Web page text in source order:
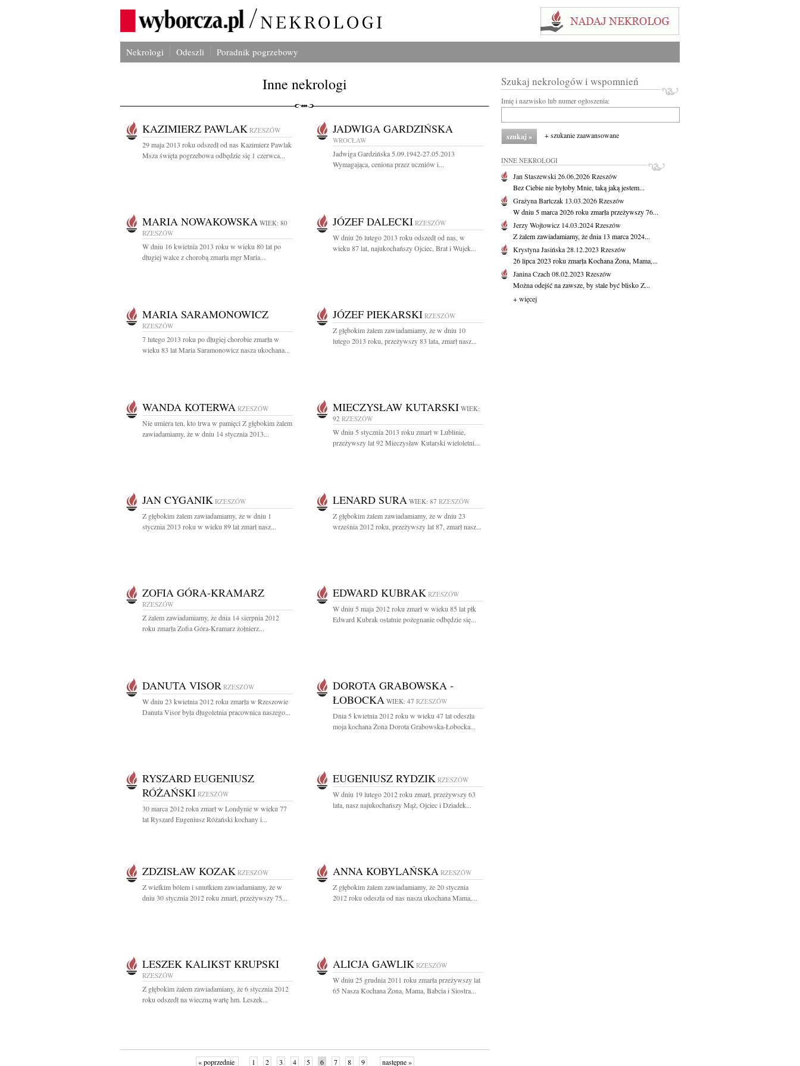
Nekrologi Odeszli Poradnik pogrzebowy
Inne nekrologi
KAZIMIERZ PAWLAK RZESZÓW
29 maja 2013 roku odszedł od nas Kazimierz Pawlak
Msza święta pogrzebowa odbędzie się 1 czerwca...
JADWIGA GARDZIŃSKA
WROCŁAW
Jadwiga Gardzińska 5.09.1942-27.05.2013
Wymagająca, ceniona przez uczniów i...
MARIA NOWAKOWSKA WIEK: 80
RZESZÓW
W dniu 16 kwietnia 2013 roku w wieku 80 lat po
długiej walce z chorobą zmarła mgr Maria...
JÓZEF DALECKI RZESZÓW
W dniu 26 lutego 2013 roku odszedł od nas, w
wieku 87 lat, najukochańszy Ojciec, Brat i Wujek...
MARIA SARAMONOWICZ
RZESZÓW
7 lutego 2013 roku po długiej chorobie zmarła w
wieku 83 lat Maria Saramonowicz nasza ukochana...
JÓZEF PIEKARSKI RZESZÓW
Z głębokim żalem zawiadamiamy, że w dniu 10
lutego 2013 roku, przeżywszy 83 lata, zmarł nasz...
WANDA KOTERWA RZESZÓW
Nie umiera ten, kto trwa w pamięci Z głębokim żalem
zawiadamiamy, że w dniu 14 stycznia 2013...
MIECZYSŁAW KUTARSKI WIEK:
92 RZESZÓW
W dniu 5 stycznia 2013 roku zmarł w Lublinie,
przeżywszy lat 92 Mieczysław Kutarski wieloletni...
JAN CYGANIK RZESZÓW
Z głębokim żalem zawiadamiamy, że w dniu 1
stycznia 2013 roku w wieku 89 lat zmarł nasz...
LENARD SURA WIEK: 87 RZESZÓW
Z głębokim żalem zawiadamiamy, że w dniu 23
września 2012 roku, przeżywszy lat 87, zmarł nasz...
ZOFIA GÓRA-KRAMARZ
RZESZÓW
Z żalem zawiadamiamy, że dnia 14 sierpnia 2012
roku zmarła Zofia Góra-Kramarz żołnierz...
EDWARD KUBRAK RZESZÓW
W dniu 5 maja 2012 roku zmarł w wieku 85 lat płk
Edward Kubrak ostatnie pożegnanie odbędzie się...
DANUTA VISOR RZESZÓW
W dniu 23 kwietnia 2012 roku zmarła w Rzeszowie
Danuta Visor była długoletnia pracownica naszego...
DOROTA GRABOWSKA -
ŁOBOCKA WIEK: 47 RZESZÓW
Dnia 5 kwietnia 2012 roku w wieku 47 lat odeszła
moja kochana Żona Dorota Grabowska-Łobocka...
RYSZARD EUGENIUSZ
RÓŻAŃSKI RZESZÓW
30 marca 2012 roku zmarł w Londynie w wieku 77
lat Ryszard Eugeniusz Różański kochany i...
EUGENIUSZ RYDZIK RZESZÓW
W dniu 19 lutego 2012 roku zmarł, przeżywszy 63
lata, nasz najukochańszy Mąż, Ojciec i Dziadek...
ZDZISŁAW KOZAK RZESZÓW
Z wielkim bólem i smutkiem zawiadamiamy, że w
dniu 30 stycznia 2012 roku zmarł, przeżywszy 75...
ANNA KOBYLAŃSKA RZESZÓW
Z głębokim żalem zawiadamiamy, że 20 stycznia
2012 roku odeszła od nas nasza ukochana Mama,...
LESZEK KALIKST KRUPSKI
RZESZÓW
Z głębokim żalem zawiadamiany, że 6 stycznia 2012
roku odszedł na wieczną wartę hm. Leszek...
ALICJA GAWLIK RZESZÓW
W dniu 25 grudnia 2011 roku zmarła przeżywszy lat
65 Nasza Kochana Żona, Mama, Babcia i Siostra...
« poprzednie 1 2 3 4 5 6 7 8 9 następne »
Szukaj nekrologów i wspomnień
Imię i nazwisko lub numer ogłoszenia:
+ szukanie zaawansowane
INNE NEKROLOGI
Jan Staszewski26.06.2026Rzeszów
Bez Ciebie nie byłoby Mnie, taką jaką jestem...
Grażyna Bartczak 13.03.2026Rzeszów
W dniu 5 marca 2026 roku zmarła przeżywszy 76...
Jerzy Wojtowicz 14.03.2024Rzeszów
Z żalem zawiadamiamy, że dnia 13 marca 2024...
Krystyna Jasińska28.12.2023 Rzeszów
26 lipca 2023 roku zmarła Kochana Żona, Mama,...
Janina Czach08.02.2023 Rzeszów
Można odejść na zawsze, by stale być blisko Z...
+ więcej